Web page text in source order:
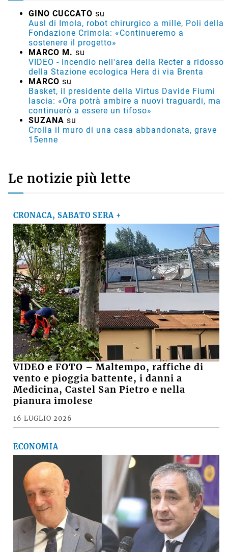
GINO CUCCATO su
Ausl di Imola, robot chirurgico a mille, Poli della
Fondazione Crimola: «Continueremo a
sostenere il progetto»
MARCO M. su
VIDEO - Incendio nell'area della Recter a ridosso
della Stazione ecologica Hera di via Brenta
MARCO su
Basket, il presidente della Virtus Davide Fiumi
lascia: «Ora potrà ambire a nuovi traguardi, ma
continuerò a essere un tifoso»
SUZANA su
Crolla il muro di una casa abbandonata, grave
15enne
Le notizie più lette
CRONACA, SABATO SERA +
VIDEO e FOTO – Maltempo, raffiche di
vento e pioggia battente, i danni a
Medicina, Castel San Pietro e nella
pianura imolese
16 LUGLIO 2026
ECONOMIA